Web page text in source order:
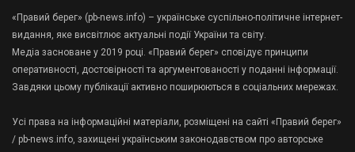
«Правий берег» (pb-news.info) – українське суспільно-політичне інтернет-
видання, яке висвітлює актуальні події України та світу.
Медіа засноване у 2019 році. «Правий берег» сповідує принципи
оперативності, достовірності та аргументованості у поданні інформації.
Завдяки цьому публікації активно поширюються в соціальних мережах.
Усі права на інформаційні матеріали, розміщені на сайті «Правий берег»
/ pb-news.info, захищені українським законодавством про авторське